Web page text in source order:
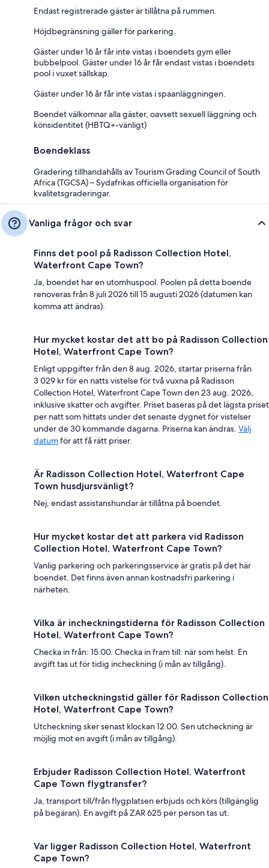
Endast registrerade gäster är tillåtna på rummen.
Höjdbegränsning gäller för parkering.
Gäster under 16 år får inte vistas i boendets gym eller
bubbelpool. Gäster under 16 år får endast vistas i boendets
pool i vuxet sällskap.
Gäster under 16 år får inte vistas i spaanläggningen.
Boendet välkomnar alla gäster, oavsett sexuell läggning och
könsidentitet (HBTQ+-vänligt)
Boendeklass
Gradering tillhandahålls av Tourism Grading Council of South
Africa (TGCSA) – Sydafrikas officiella organisation för
kvalitetsgraderingar.
Vanliga frågor och svar
Finns det pool på Radisson Collection Hotel,
Waterfront Cape Town?
Ja, boendet har en utomhuspool. Poolen på detta boende
renoveras från 8 juli 2026 till 15 augusti 2026 (datumen kan
komma att ändras).
Hur mycket kostar det att bo på Radisson Collection
Hotel, Waterfront Cape Town?
Enligt uppgifter från den 8 aug. 2026, startar priserna från
3 029 kr för en natts vistelse för två vuxna på Radisson
Collection Hotel, Waterfront Cape Town den 23 aug. 2026,
inklusive skatter och avgifter. Priset baseras på det lägsta priset
per natt som hittats under det senaste dygnet för vistelser
under de 30 kommande dagarna. Priserna kan ändras. Välj
datumför att få rätt priser.
Är Radisson Collection Hotel, Waterfront Cape
Town husdjursvänligt?
Nej, endast assistanshundar är tillåtna på boendet.
Hur mycket kostar det att parkera vid Radisson
Collection Hotel, Waterfront Cape Town?
Vanlig parkering och parkeringsservice är gratis på det här
boendet. Det finns även annan kostnadsfri parkering i
närheten.
Vilka är incheckningstiderna för Radisson Collection
Hotel, Waterfront Cape Town?
Checka in från: 15.00. Checka in fram till: när som helst. En
avgift tas ut för tidig incheckning (i mån av tillgång).
Vilken utcheckningstid gäller för Radisson Collection
Hotel, Waterfront Cape Town?
Utcheckning sker senast klockan 12.00. Sen utcheckning är
möjlig mot en avgift (i mån av tillgång).
Erbjuder Radisson Collection Hotel, Waterfront
Cape Town flygtransfer?
Ja, transport till/från flygplatsen erbjuds och körs (tillgänglig
på begäran). En avgift på ZAR 625 per person tas ut.
Var ligger Radisson Collection Hotel, Waterfront
Cape Town?